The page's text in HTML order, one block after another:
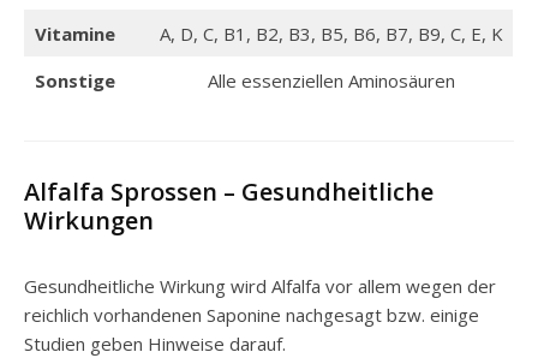
Vitamine
A, D, C, B1, B2, B3, B5, B6, B7, B9, C, E, K
Sonstige
Alle essenziellen Aminosäuren
Alfalfa Sprossen – Gesundheitliche
Wirkungen
Gesundheitliche Wirkung wird Alfalfa vor allem wegen der
reichlich vorhandenen Saponine nachgesagt bzw. einige
Studien geben Hinweise darauf.